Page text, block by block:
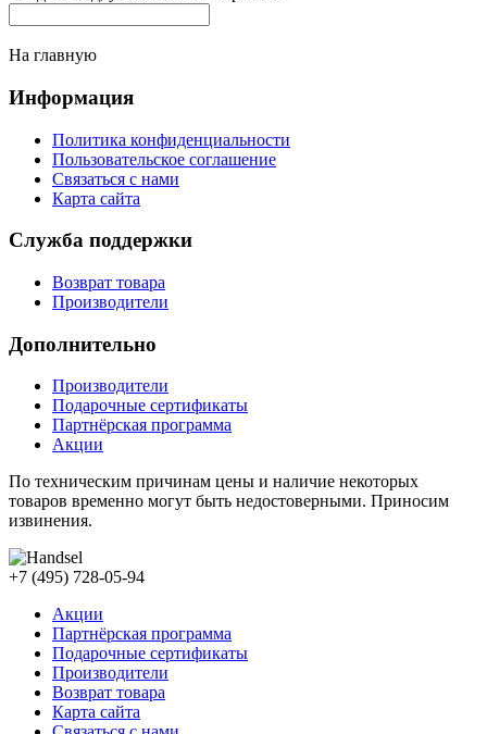
На главную
Информация
Политика конфиденциальности
Пользовательское соглашение
Связаться с нами
Карта сайта
Служба поддержки
Возврат товара
Производители
Дополнительно
Производители
Подарочные сертификаты
Партнёрская программа
Акции
По техническим причинам цены и наличие некоторых
товаров временно могут быть недостоверными. Приносим
извинения.
+7 (495) 728-05-94
Акции
Партнёрская программа
Подарочные сертификаты
Производители
Возврат товара
Карта сайта